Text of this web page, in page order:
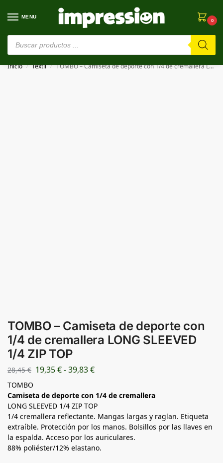
MENU
0
⚠️ Estamos en pruebas. Si algo falla, ¡Perdón!⚠️
Inicio / Textil / TOMBO – Camiseta de deporte con 1/4 de cremallera LONG SLEEVED 1/4 ZIP TOP
TOMBO – Camiseta de deporte con
1/4 de cremallera LONG SLEEVED
1/4 ZIP TOP
28,45€ 19,35€-39,83€
TOMBO
Camiseta de deporte con 1/4 de cremallera
LONG SLEEVED 1/4 ZIP TOP
1/4 cremallera reflectante. Mangas largas y raglan. Etiqueta
extraíble. Protección por los manos. Bolsillos por las llaves en
la espalda. Acceso por los auriculares.
88% poliéster/12% elastano.